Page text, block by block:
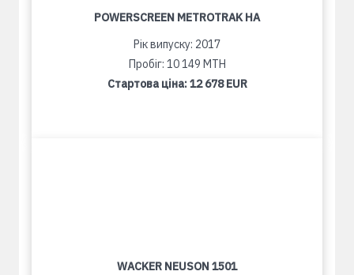
POWERSCREEN METROTRAK HA
Рік випуску: 2017
Пробіг: 10 149 MTH
Стартова ціна:12 678 EUR
WACKER NEUSON 1501